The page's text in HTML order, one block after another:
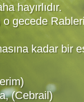
hayırlıdır.
gecede
kadar bir
(Cebrail)